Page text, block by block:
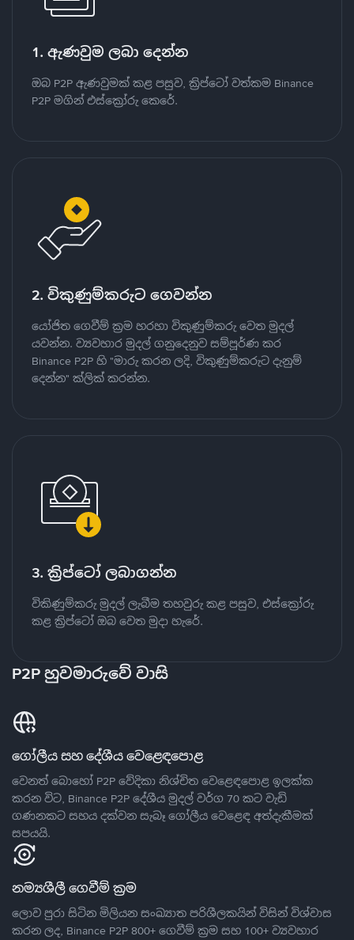
1. ඇණවුම ලබා දෙන්න
ඔබ P2P ඇණවුමක් කළ පසුව, ක්‍රිප්ටෝ වත්කම Binance
P2P මගින් එස්ක්‍රෝරු කෙරේ.
2. විකුණුම්කරුට ගෙවන්න
යෝජිත ගෙවීම් ක්‍රම හරහා විකුණුම්කරු වෙත මුදල්
යවන්න. ව්‍යවහාර මුදල් ගනුදෙනුව සම්පූර්ණ කර
Binance P2P හි "මාරු කරන ලදි, විකුණුම්කරුට දැනුම්
දෙන්න" ක්ලික් කරන්න.
3. ක්‍රිප්ටෝ ලබාගන්න
විකිණුම්කරු මුදල් ලැබීම තහවුරු කළ පසුව, එස්ක්‍රෝරු
කළ ක්‍රිප්ටෝ ඔබ වෙත මුදා හැරේ.
P2P හුවමාරුවේ වාසි
ගෝලීය සහ දේශීය වෙළෙඳපොළ
වෙනත් බොහෝ P2P වේදිකා නිශ්චිත වෙළෙඳපොළ ඉලක්ක
කරන විට, Binance P2P දේශීය මුදල් වර්ග 70 කට වැඩි
ගණනකට සහය දක්වන සැබෑ ගෝලීය වෙළෙඳ අත්දැකීමක්
සපයයි.
නම්‍යශීලී ගෙවීම් ක්‍රම
ලොව පුරා සිටින මිලියන සංඛ්‍යාත පරිශීලකයින් විසින් විශ්වාස
කරන ලද, Binance P2P 800+ ගෙවීම් ක්‍රම සහ 100+ ව්‍යවහාර